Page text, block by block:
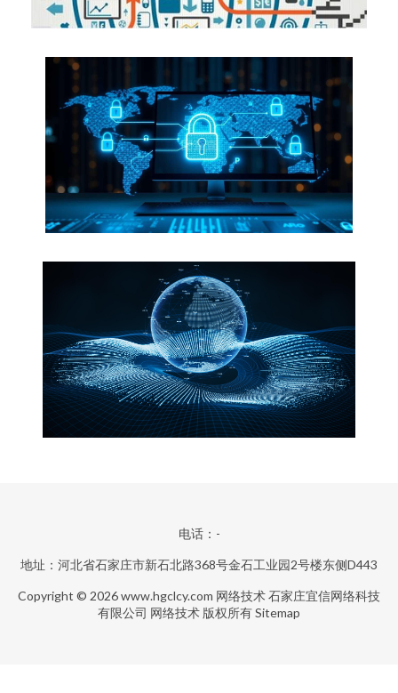
电话：-
地址：河北省石家庄市新石北路368号金石工业园2号楼东侧D443
Copyright © 2026www.hgclcy.com 网络技术石家庄宜信网络科技
有限公司 网络技术 版权所有Sitemap